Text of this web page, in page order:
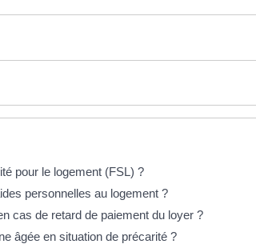
pour le logement (FSL) ?
personnelles au logement ?
cas de retard de paiement du loyer ?
âgée en situation de précarité ?